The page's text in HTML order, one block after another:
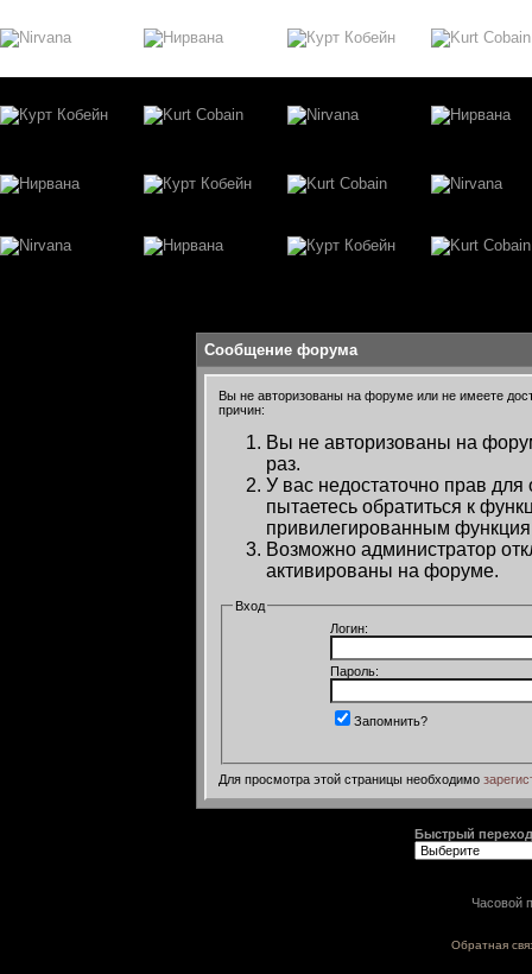
Сообщение форума
Вы не авторизованы на форуме или не имеете
причин:
Вы не авторизованы на
раз.
У вас недостаточно прав
пытаетесь обратиться к
привилегированным
Возможно администратор
активированы на форуме.
Вход
Логин:
Пароль:
Запомнить?
Для просмотра этой страницы необходимо
Быстрый переход
Часовой
Обратная